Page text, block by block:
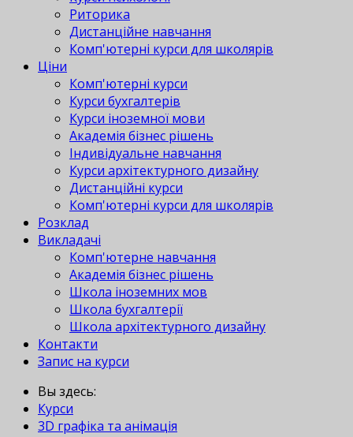
Риторика
Дистанційне навчання
Комп'ютерні курси для школярів
Ціни
Комп'ютерні курси
Курси бухгалтерів
Курси іноземної мови
Академія бізнес рішень
Індивідуальне навчання
Курси архітектурного дизайну
Дистанційні курси
Комп'ютерні курси для школярів
Розклад
Викладачі
Комп'ютерне навчання
Академія бізнес рішень
Школа іноземних мов
Школа бухгалтерії
Школа архітектурного дизайну
Контакти
Запис на курси
Вы здесь:
Курси
3D графіка та анімація